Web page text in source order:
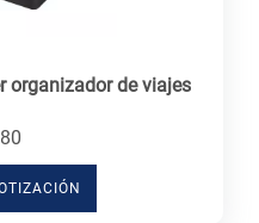
organizador de viajes